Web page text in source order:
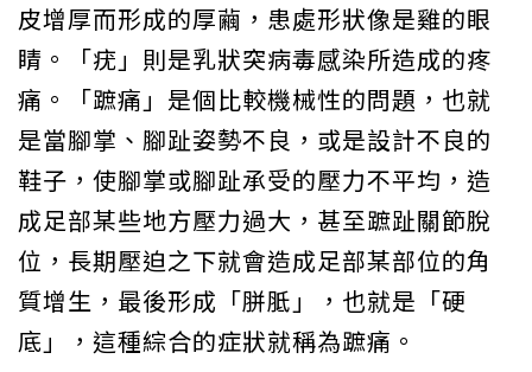
皮增厚而形成的厚繭，患處形狀像是雞的眼
睛。「疣」則是乳狀突病毒感染所造成的疼
痛。「蹠痛」是個比較機械性的問題，也就
是當腳掌、腳趾姿勢不良，或是設計不良的
鞋子，使腳掌或腳趾承受的壓力不平均，造
成足部某些地方壓力過大，甚至蹠趾關節脫
位，長期壓迫之下就會造成足部某部位的角
質增生，最後形成「胼胝」，也就是「硬
底」，這種綜合的症狀就稱為蹠痛。